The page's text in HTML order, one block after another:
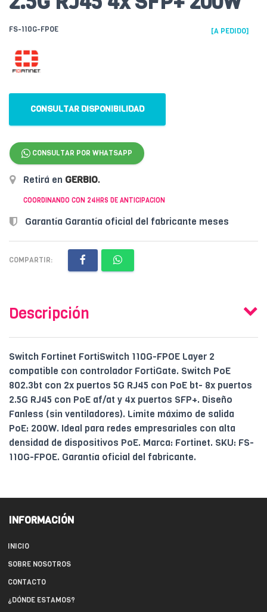
FS-110G-FPOE [A PEDIDO]
CONSULTAR DISPONIBILIDAD
CONSULTAR POR WHATSAPP
Retirá en GERBIO.
COORDINANDO CON 24HRS DE ANTICIPACION
Garantía Garantía oficial del fabricante meses
COMPARTIR:
Descripción
Switch Fortinet FortiSwitch 110G-FPOE Layer 2
compatible con controlador FortiGate. Switch PoE
802.3bt con 2x puertos 5G RJ45 con PoE bt- 8x puertos
2.5G RJ45 con PoE af/at y 4x puertos SFP+. Diseño
Fanless (sin ventiladores). Límite máximo de salida
PoE: 200W. Ideal para redes empresariales con alta
densidad de dispositivos PoE. Marca: Fortinet. SKU: FS-
110G-FPOE. Garantía oficial del fabricante.
INFORMACIÓN
INICIO
SOBRE NOSOTROS
CONTACTO
¿DÓNDE ESTAMOS?